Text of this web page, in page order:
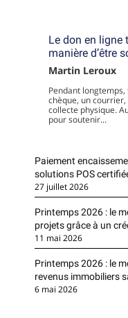
Le don en ligne
manière d’être
Martin Leroux
Pendant
chèque, un
collecte physique.
pour soutenir...
Paiement
solutions POS
27 juillet 2026
Printemps 2026 : le
projets grâce à un
11 mai 2026
Printemps 2026 : le
revenus immobiliers
6 mai 2026